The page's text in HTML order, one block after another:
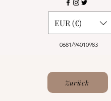
0681/94010983
EUR (€)
Zurück